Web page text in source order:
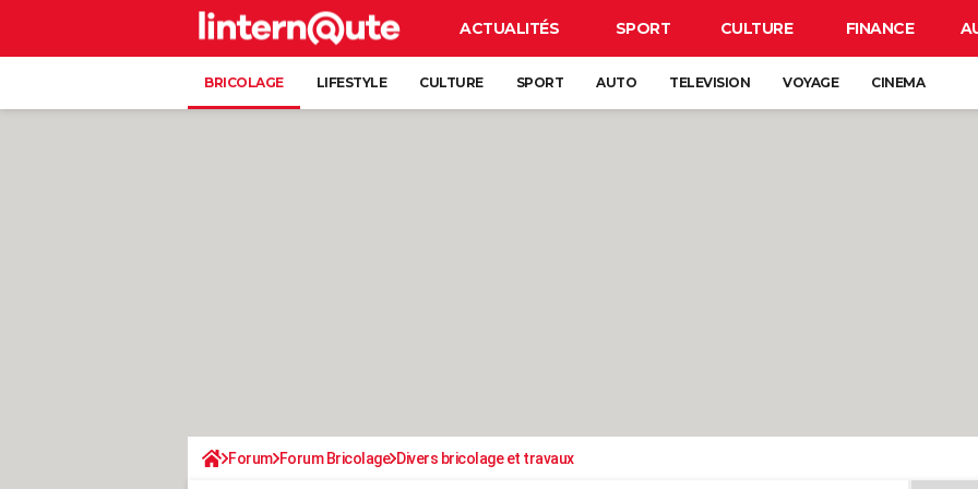
ACTUALITÉS SPORT CULTURE FINANCE
BRICOLAGE LIFESTYLE CULTURE SPORT AUTO TELEVISION VOYAGE CINEMA
Forum Forum Bricolage Divers bricolage et travaux